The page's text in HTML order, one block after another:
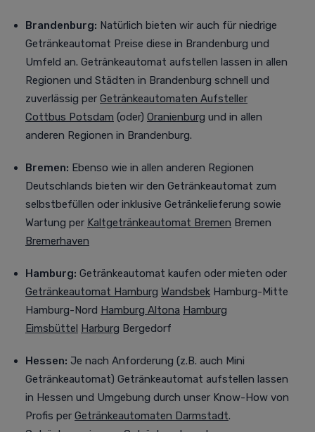
Brandenburg: Natürlich bieten wir auch für niedrige
Getränkeautomat Preise diese in Brandenburg und
Umfeld an. Getränkeautomat aufstellen lassen in allen
Regionen und Städten in Brandenburg schnell und
zuverlässig per Getränkeautomaten Aufsteller
Cottbus Potsdam (oder) Oranienburg und in allen
anderen Regionen in Brandenburg.
Bremen: Ebenso wie in allen anderen Regionen
Deutschlands bieten wir den Getränkeautomat zum
selbstbefüllen oder inklusive Getränkelieferung sowie
Wartung per Kaltgetränkeautomat Bremen Bremen
Bremerhaven
Hamburg: Getränkeautomat kaufen oder mieten oder
Getränkeautomat Hamburg Wandsbek Hamburg-Mitte
Hamburg-Nord Hamburg Altona Hamburg
Eimsbüttel Harburg Bergedorf
Hessen: Je nach Anforderung (z.B. auch Mini
Getränkeautomat) Getränkeautomat aufstellen lassen
in Hessen und Umgebung durch unser Know-How von
Profis per Getränkeautomaten Darmstadt.